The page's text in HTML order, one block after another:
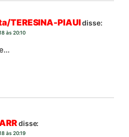
TERESINA-PIAUIdisse:
às 20:10
disse:
às 20:19